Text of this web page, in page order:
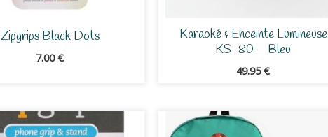
Zipgrips Black Dots
7.00€
Karaoké & Enceinte Lumineuse
KS-80 – Bleu
49.95€